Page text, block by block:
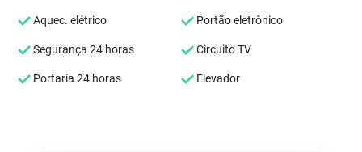
Aquec. elétrico Portão eletrônico
Segurança 24 horas Circuito TV
Portaria 24 horas Elevador